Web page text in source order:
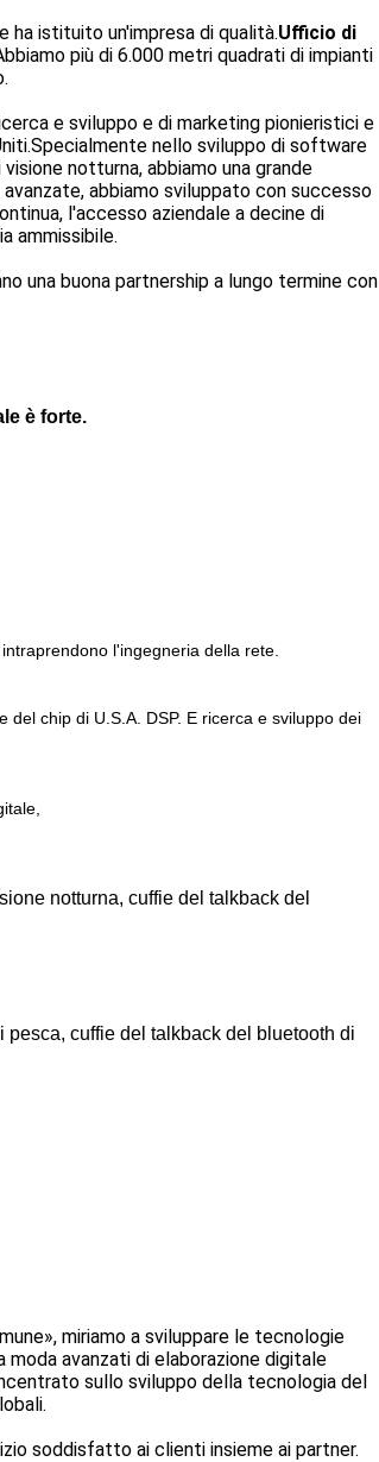
ha istituito un'impresa di qualità.Ufficio di
più di 6.000 metri quadrati di impianti
e sviluppo e di marketing pionieristici e
nello sviluppo di software
notturna, abbiamo una grande
abbiamo sviluppato con successo
l'accesso aziendale a decine di
ammissibile.
una buona partnership a lungo termine con
è forte.
l'ingegneria della rete.
chip di U.S.A. DSP. E ricerca e sviluppo dei
notturna, cuffie del talkback del
pesca, cuffie del talkback del bluetooth di
miriamo a sviluppare le tecnologie
avanzati di elaborazione digitale
sullo sviluppo della tecnologia del
soddisfatto ai clienti insieme ai partner.